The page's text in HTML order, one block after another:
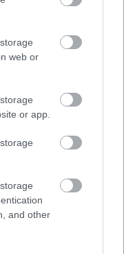
web or
or app.
and other